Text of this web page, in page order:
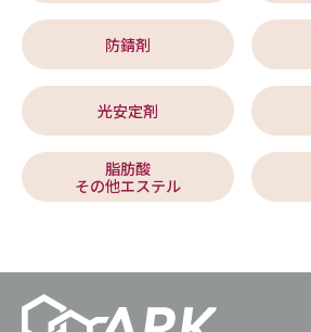
防錆剤
光安定剤
脂肪酸
その他エステル